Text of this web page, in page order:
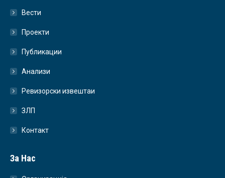
Вести
Проекти
Публикации
Анализи
Ревизорски извештаи
ЗЛП
Контакт
За Нас